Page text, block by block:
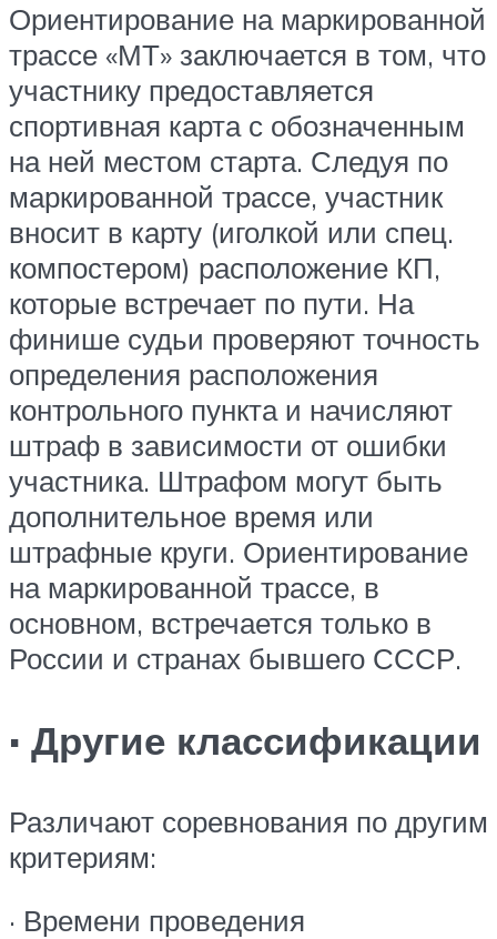
Ориентирование на маркированной
трассе «МТ» заключается в том, что
участнику предоставляется
спортивная карта с обозначенным
на ней местом старта. Следуя по
маркированной трассе, участник
вносит в карту (иголкой или спец.
компостером) расположение КП,
которые встречает по пути. На
финише судьи проверяют точность
определения расположения
контрольного пункта и начисляют
штраф в зависимости от ошибки
участника. Штрафом могут быть
дополнительное время или
штрафные круги. Ориентирование
на маркированной трассе, в
основном, встречается только в
России и странах бывшего СССР.
· Другие классификации
Различают соревнования по другим
критериям:
· Времени проведения